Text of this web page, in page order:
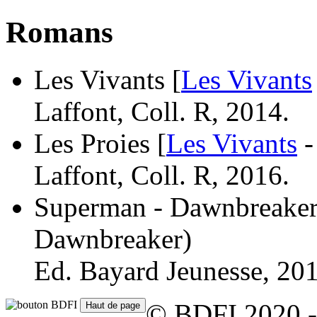
Romans
Les Vivants [Les Vivants
Laffont, Coll. R, 2014.
Les Proies [Les Vivants
Laffont, Coll. R, 2016.
Superman -
Dawnbreaker)
Ed. Bayard Jeunesse,